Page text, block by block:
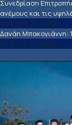
Συνεδρίαση
ανέμους και τις
08 Αυγ01:14:38 PM
Δανάη Μπακογιάννη:
07 Αυγ11:04:50 PM